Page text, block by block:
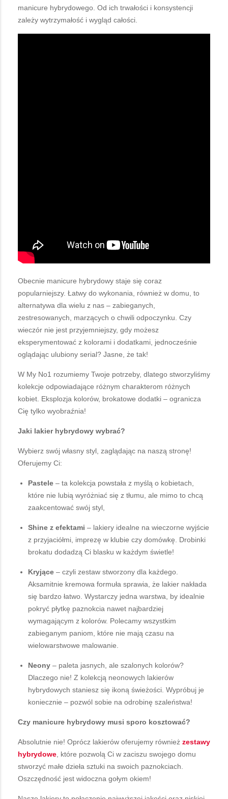
manicure hybrydowego. Od ich trwałości i konsystencji
zależy wytrzymałość i wygląd całości.
Obecnie manicure hybrydowy staje się coraz
popularniejszy. Łatwy do wykonania, również w domu, to
alternatywa dla wielu z nas – zabieganych,
zestresowanych, marzących o chwili odpoczynku. Czy
wieczór nie jest przyjemniejszy, gdy możesz
eksperymentować z kolorami i dodatkami, jednocześnie
oglądając ulubiony serial? Jasne, że tak!
W My No1 rozumiemy Twoje potrzeby, dlatego stworzyliśmy
kolekcje odpowiadające różnym charakterom różnych
kobiet. Eksplozja kolorów, brokatowe dodatki – ogranicza
Cię tylko wyobraźnia!
Jaki lakier hybrydowy wybrać?
Wybierz swój własny styl, zaglądając na naszą stronę!
Oferujemy Ci:
Pastele – ta kolekcja powstała z myślą o kobietach,
które nie lubią wyróżniać się z tłumu, ale mimo to chcą
zaakcentować swój styl,
Shine z efektami – lakiery idealne na wieczorne wyjście
z przyjaciółmi, imprezę w klubie czy domówkę. Drobinki
brokatu dodadzą Ci blasku w każdym świetle!
Kryjące – czyli zestaw stworzony dla każdego.
Aksamitnie kremowa formuła sprawia, że lakier nakłada
się bardzo łatwo. Wystarczy jedna warstwa, by idealnie
pokryć płytkę paznokcia nawet najbardziej
wymagającym z kolorów. Polecamy wszystkim
zabieganym paniom, które nie mają czasu na
wielowarstwowe malowanie.
Neony – paleta jasnych, ale szalonych kolorów?
Dlaczego nie! Z kolekcją neonowych lakierów
hybrydowych staniesz się ikoną świeżości. Wypróbuj je
koniecznie – pozwól sobie na odrobinę szaleństwa!
Czy manicure hybrydowy musi sporo kosztować?
Absolutnie nie! Oprócz lakierów oferujemy również zestawy
hybrydowe , które pozwolą Ci w zaciszu swojego domu
stworzyć małe dzieła sztuki na swoich paznokciach.
Oszczędność jest widoczna gołym okiem!